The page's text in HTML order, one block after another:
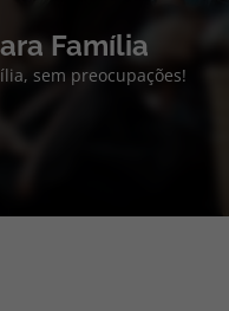
Família
sem preocupações!